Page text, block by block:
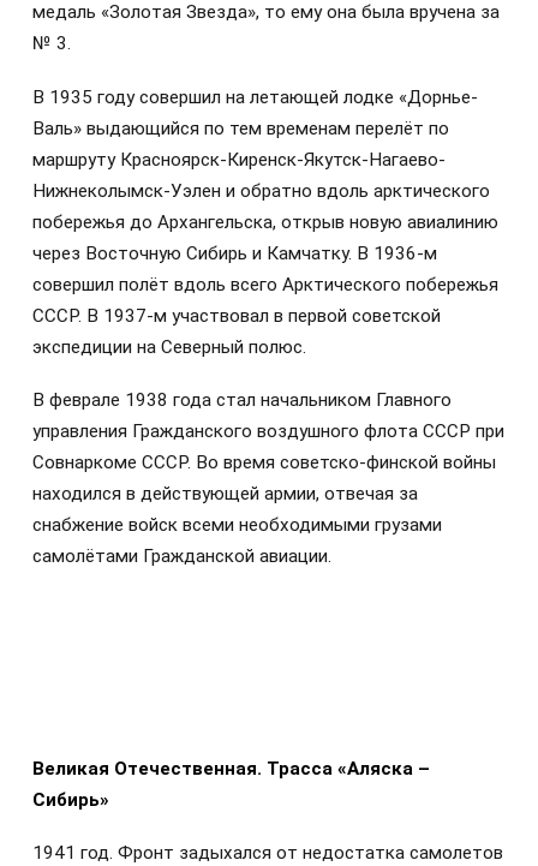
медаль «Золотая Звезда», то ему она была вручена за
№ 3.
В 1935 году совершил на летающей лодке «Дорнье-
Валь» выдающийся по тем временам перелёт по
маршруту Красноярск-Киренск-Якутск-Нагаево-
Нижнеколымск-Уэлен и обратно вдоль арктического
побережья до Архангельска, открыв новую авиалинию
через Восточную Сибирь и Камчатку. В 1936-м
совершил полёт вдоль всего Арктического побережья
СССР. В 1937-м участвовал в первой советской
экспедиции на Северный полюс.
В феврале 1938 года стал начальником Главного
управления Гражданского воздушного флота СССР при
Совнаркоме СССР. Во время советско-финской войны
находился в действующей армии, отвечая за
снабжение войск всеми необходимыми грузами
самолётами Гражданской авиации.
Великая Отечественная. Трасса «Аляска –
Сибирь»
1941 год. Фронт задыхался от недостатка самолетов